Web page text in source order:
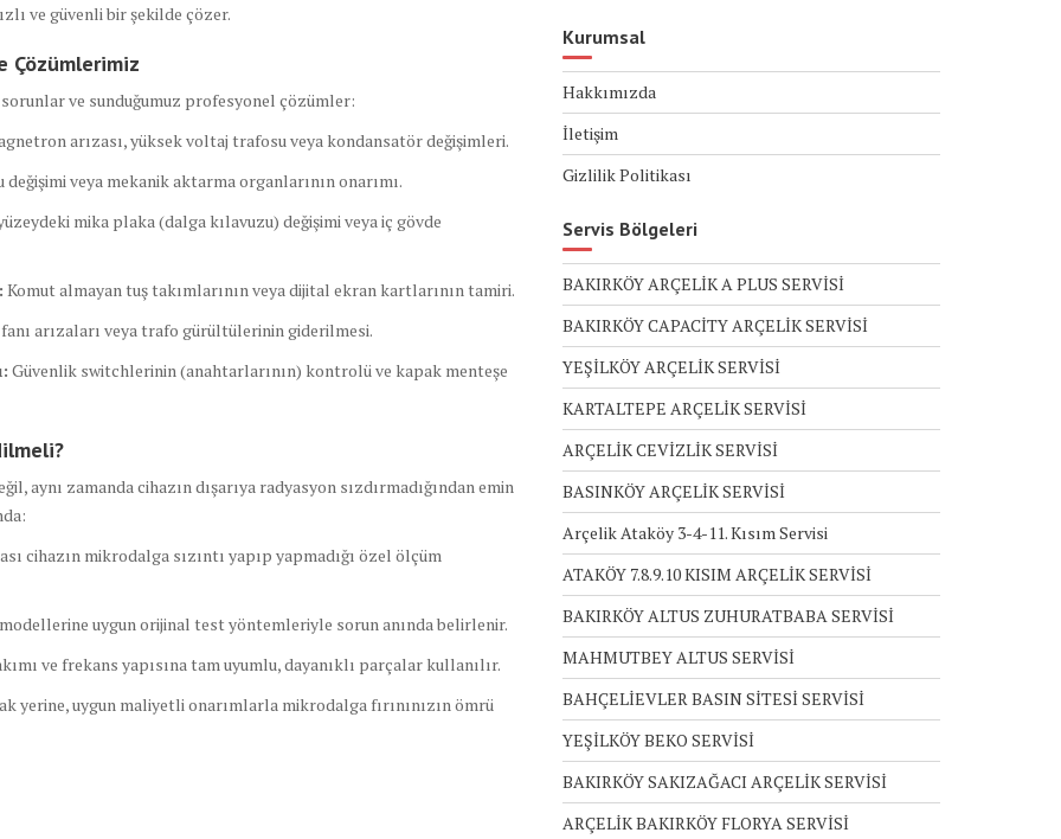
ve güvenli bir şekilde çözer.
Çözümlerimiz
ve sunduğumuz profesyonel çözümler:
arızası, yüksek voltaj trafosu veya kondansatör değişimleri.
veya mekanik aktarma organlarının onarımı.
mika plaka (dalga kılavuzu) değişimi veya iç gövde
Komut almayan tuş takımlarının veya dijital ekran kartlarının tamiri.
arızaları veya trafo gürültülerinin giderilmesi.
Güvenlik switchlerinin (anahtarlarının) kontrolü ve kapak menteşe
aynı zamanda cihazın dışarıya radyasyon sızdırmadığından emin
cihazın mikrodalga sızıntı yapıp yapmadığı özel ölçüm
uygun orijinal test yöntemleriyle sorun anında belirlenir.
ve frekans yapısına tam uyumlu, dayanıklı parçalar kullanılır.
yerine, uygun maliyetli onarımlarla mikrodalga fırınınızın ömrü
Kurumsal
Hakkımızda
İletişim
Gizlilik Politikası
Servis Bölgeleri
BAKIRKÖY ARÇELİK A PLUS SERVİSİ
BAKIRKÖY CAPACİTY ARÇELİK SERVİSİ
YEŞİLKÖY ARÇELİK SERVİSİ
KARTALTEPE ARÇELİK SERVİSİ
ARÇELİK CEVİZLİK SERVİSİ
BASINKÖY ARÇELİK SERVİSİ
Arçelik Ataköy 3-4-11. Kısım Servisi
ATAKÖY 7.8.9.10 KISIM ARÇELİK SERVİSİ
BAKIRKÖY ALTUS ZUHURATBABA SERVİSİ
MAHMUTBEY ALTUS SERVİSİ
BAHÇELİEVLER BASIN SİTESİ SERVİSİ
YEŞİLKÖY BEKO SERVİSİ
BAKIRKÖY SAKIZAĞACI ARÇELİK SERVİSİ
ARÇELİK BAKIRKÖY FLORYA SERVİSİ